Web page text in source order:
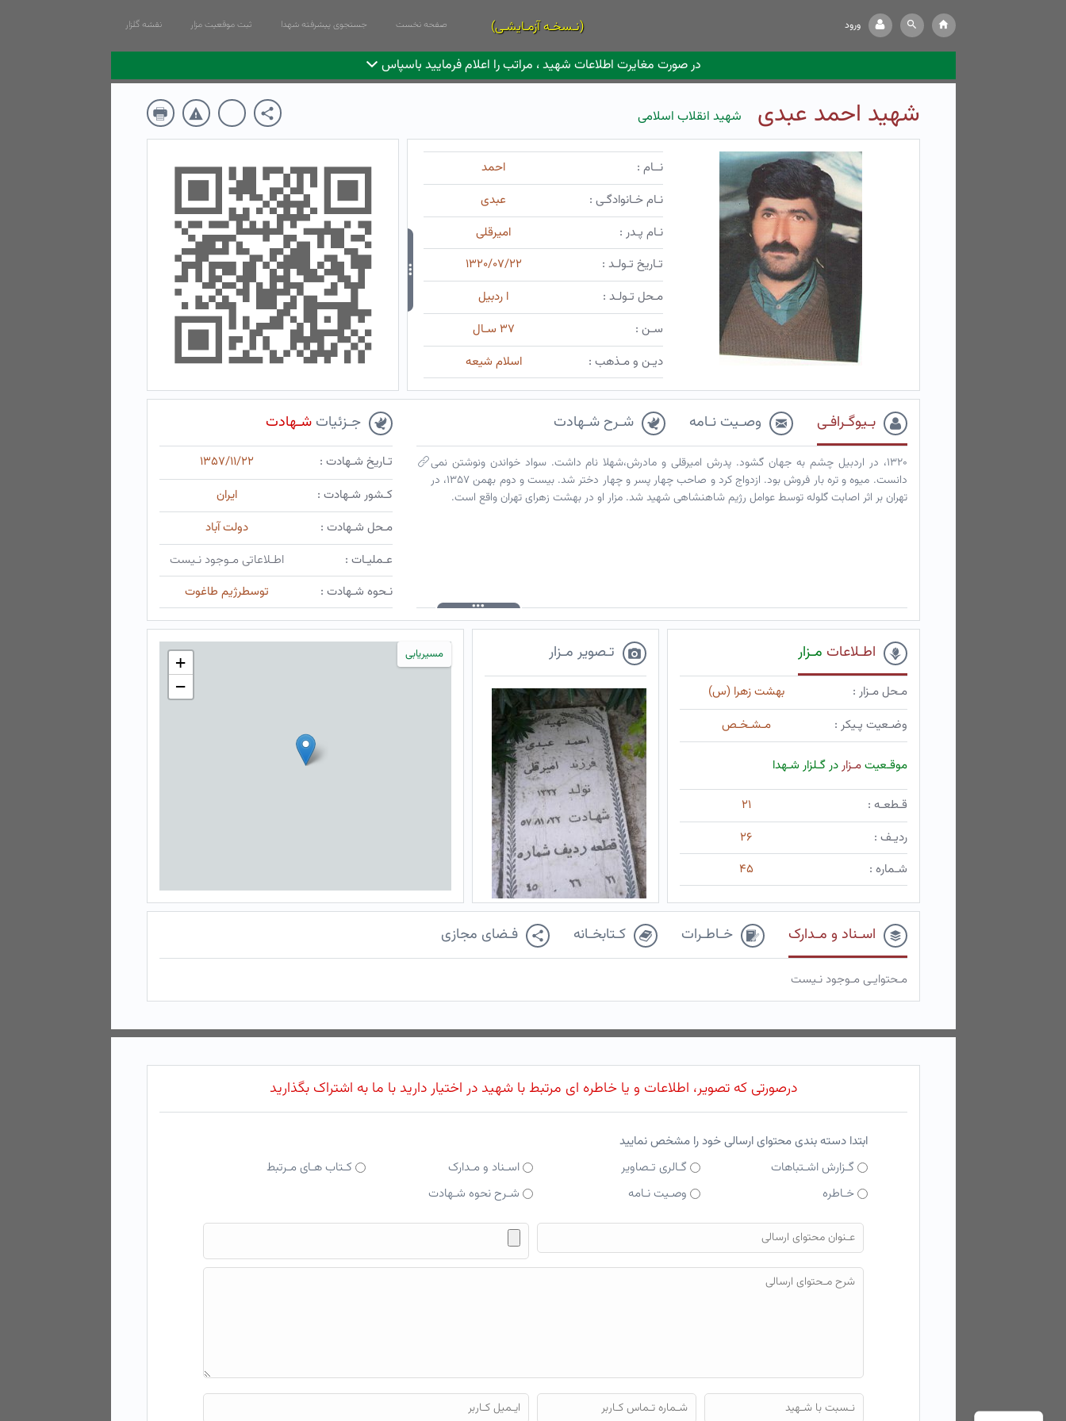
ورود (نـسخـه آزمـایشـی) صفحه نخست جستجوی پیشرفته شهدا ثبت موقعیت مزار نقشه گلزار
در صورت مغایرت اطلاعات شهید ، مراتب را اعلام فرمایید باسپاس
شهید احمد عبدی شهید انقلاب اسلامی
نــام :
احمد
نـام خـانوادگـی :
عبدی
نـام پـدر :
امیرقلی
تـاریخ تـولـد :
۱۳۲۰/۰۷/۲۲
مـحل تـولـد :
ا ردبیل
سـن :
۳۷ سـال
دیـن و مـذهب :
اسلام شیعه
بـیوگـرافـی وصـیت نـامه شـرح شـهادت
۱۳۲۰، در اردبیل چشم به جهان گشود. پدرش امیرقلی و مادرش،شهلا نام داشت. سواد خواندن ونوشتن نمی
دانست. میوه و تره بار فروش بود. ازدواج کرد و صاحب چهار پسر و چهار دختر شد. بیست و دوم بهمن ۱۳۵۷، در
تهران بر اثر اصابت گلوله توسط عوامل رژیم شاهنشاهی شهید شد. مزار او در بهشت زهرای تهران واقع است.
جـزئیاتشـهادت
تـاریخ شـهادت :
۱۳۵۷/۱۱/۲۲
کـشور شـهادت :
ایران
مـحل شـهادت :
دولت آباد
عـملیـات :
اطـلاعاتی مـوجود نـیست
نـحوه شـهادت :
توسطرژیم طاغوت
اطـلاعات مـزار
مـحل مـزار :
بهشت زهرا (س)
وضـعیت پـیکر :
مـشـخـص
موقـعیتمـزاردر گـلزار شـهدا
قـطعـه :
۲۱
ردیـف :
۲۶
شـماره :
۴۵
تـصویر مـزار مسیریابی
+
−
اسـناد و مـدارک خـاطـرات کـتابخـانه فـضای مجازی
مـحتوایـی مـوجود نـیست
درصورتی که تصویر، اطلاعات و یا خاطره ای مرتبط با شهید در اختیار دارید با ما به اشتراک بگذارید
ابتدا دسته بندی محتوای ارسالی خود را مشخص نمایید
گـزارش اشـتباهات
گـالری تـصاویر اسـناد و مـدارک
کـتاب هـای مـرتبط
خـاطره
وصـیت نـامه شـرح نحوه شـهادت
فایل محتوای ارسالی